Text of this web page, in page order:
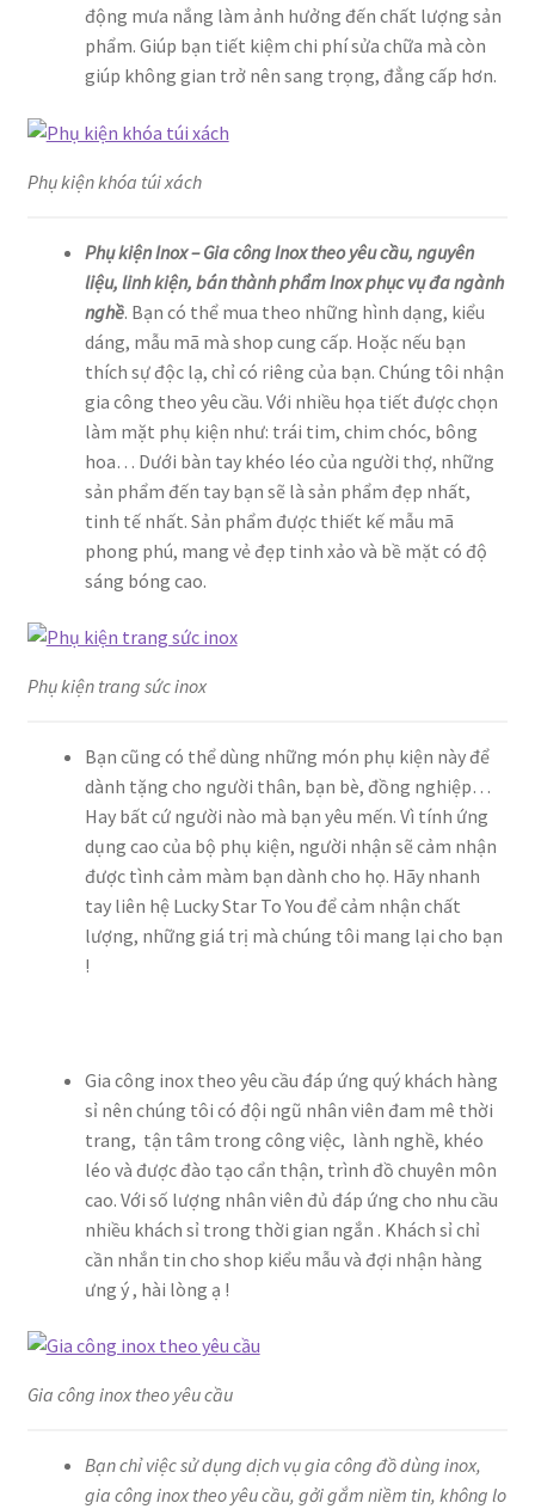
động mưa nắng làm ảnh hưởng đến chất lượng sản
phẩm. Giúp bạn tiết kiệm chi phí sửa chữa mà còn
giúp không gian trở nên sang trọng, đẳng cấp hơn.
Phụ kiện khóa túi xách
Phụ kiện Inox – Gia công Inox theo yêu cầu, nguyên
liệu, linh kiện, bán thành phẩm Inox phục vụ đa ngành
nghề. Bạn có thể mua theo những hình dạng, kiểu
dáng, mẫu mã mà shop cung cấp. Hoặc nếu bạn
thích sự độc lạ, chỉ có riêng của bạn. Chúng tôi nhận
gia công theo yêu cầu. Với nhiều họa tiết được chọn
làm mặt phụ kiện như: trái tim, chim chóc, bông
hoa… Dưới bàn tay khéo léo của người thợ, những
sản phẩm đến tay bạn sẽ là sản phẩm đẹp nhất,
tinh tế nhất. Sản phẩm được thiết kế mẫu mã
phong phú, mang vẻ đẹp tinh xảo và bề mặt có độ
sáng bóng cao.
Phụ kiện trang sức inox
Bạn cũng có thể dùng những món phụ kiện này để
dành tặng cho người thân, bạn bè, đồng nghiệp…
Hay bất cứ người nào mà bạn yêu mến. Vì tính ứng
dụng cao của bộ phụ kiện, người nhận sẽ cảm nhận
được tình cảm màm bạn dành cho họ. Hãy nhanh
tay liên hệ Lucky Star To You để cảm nhận chất
lượng, những giá trị mà chúng tôi mang lại cho bạn
!
Gia công inox theo yêu cầu đáp ứng quý khách hàng
sỉ nên chúng tôi có đội ngũ nhân viên đam mê thời
trang, tận tâm trong công việc, lành nghề, khéo
léo và được đào tạo cẩn thận, trình đồ chuyên môn
cao. Với số lượng nhân viên đủ đáp ứng cho nhu cầu
nhiều khách sỉ trong thời gian ngắn . Khách sỉ chỉ
cần nhắn tin cho shop kiểu mẫu và đợi nhận hàng
ưng ý , hài lòng ạ !
Gia công inox theo yêu cầu
Bạn chỉ việc sử dụng dịch vụ gia công đồ dùng inox,
gia công inox theo yêu cầu, gởi gắm niềm tin, không lo